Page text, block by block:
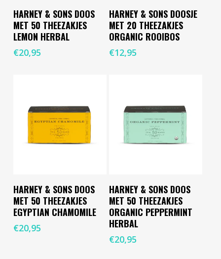
Lees Verder
HARNEY & SONS DOOS
MET 50 THEEZAKJES
LEMON HERBAL
€20,95
Toevoegen Aan
Winkelwagen
HARNEY & SONS DOOSJE
MET 20 THEEZAKJES
ORGANIC ROOIBOS
€12,95
Toevoegen Aan
Winkelwagen
HARNEY & SONS DOOS
MET 50 THEEZAKJES
EGYPTIAN CHAMOMILE
€20,95
Toevoegen Aan
Winkelwagen
HARNEY & SONS DOOS
MET 50 THEEZAKJES
ORGANIC PEPPERMINT
HERBAL
€20,95